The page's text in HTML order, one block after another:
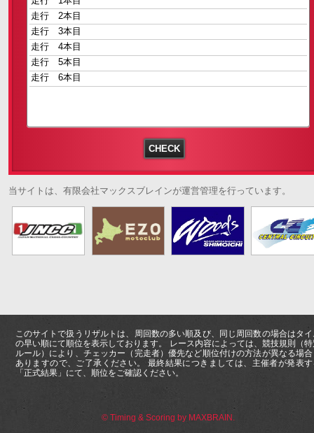
当サイトは、有限会社マックスブレインが運営管理を行っています。
このサイトで扱うリザルトは、周回数の多い順及び、同じ周回数の場合はタ
の早い順にて順位を表示しております。 レース内容によっては、競技規則（
ルール）により、チェッカー（完走者）優先など順位付けの方法が異なる場
ありますので、ご了承ください。 最終結果につきましては、主催者が発表
「正式結果」にて、順位をご確認ください。
© Timing & Scoring by MAXBRAIN.